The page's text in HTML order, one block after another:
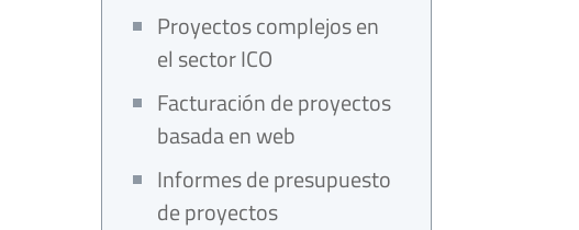
Proyectos complejos en
el sector ICO
Facturación de proyectos
basada en web
Informes de presupuesto
de proyectos